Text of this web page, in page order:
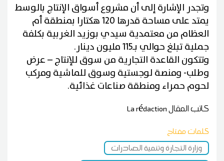
وتجدر الإشارة إلى أن مشروع أسواق الإنتاج بالوسط
يمتد على مساحة قدرها 120 هكتارا بمنطقة أم
العظام من معتمدية سيدي بوزيد الغربية بكلفة
جملية تبلغ حوالي بـ115 مليون دينار.
وتتكون القاعدة التجارية من سوق للإنتاج – عرض
وطلب- ومنصة لوجستية وسوق للماشية ومركب
لحوم حمراء ومنطقة صناعات غذائية.
كاتب المقالLa rédaction
كلمات مفتاح
وزارة التجارة وتنمية الصادرات